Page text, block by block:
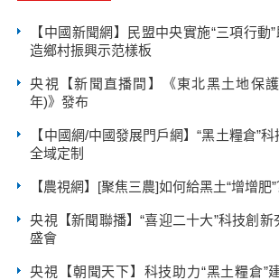
【中國新聞網】民盟中央實施“三項行動
造鄉村振興示范樣板
央視【新聞直播間】《東北黑土地保
年)》發布
【中國網/中國發展門戶網】“黑土糧倉”
全域定制
【農視網】[聚焦三農]如何給黑土“增增肥”
央視【新聞聯播】“喜迎二十大”科技創
盛會
央視【朝聞天下】科技助力“黑土糧倉”